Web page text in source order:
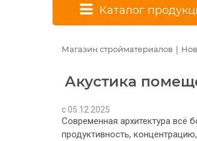
Каталог
Магазин стройматериалов
Акустика
c 05.12.2025
Современная архитектура всё
продуктивность,